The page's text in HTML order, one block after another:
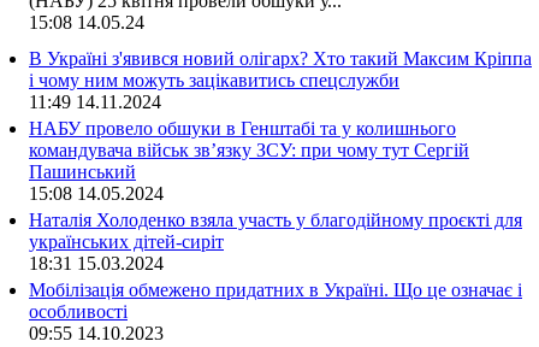
15:08 14.05.24
В Україні з'явився новий олігарх? Хто такий Максим Кріппа
і чому ним можуть зацікавитись спецслужби
11:49 14.11.2024
НАБУ провело обшуки в Генштабі та у колишнього
командувача військ зв’язку ЗСУ: при чому тут Сергій
Пашинський
15:08 14.05.2024
Наталія Холоденко взяла участь у благодійному проєкті для
українських дітей-сиріт
18:31 15.03.2024
Мобілізація обмежено придатних в Україні. Що це означає і
особливості
09:55 14.10.2023